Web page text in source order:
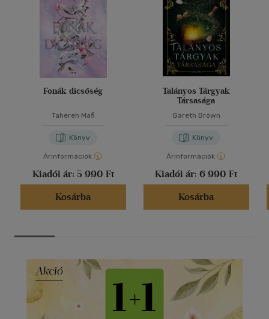
Fonák dicsőség
Tahereh Mafi
Könyv
Árinformációk
Kiadói ár: 5 990 Ft
Kosárba
Talányos Tárgyak
Társasága
Gareth Brown
Könyv
Árinformációk
Kiadói ár: 6 990 Ft
Kosárba